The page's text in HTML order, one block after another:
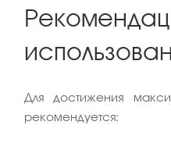
Для достижения
рекомендуется: